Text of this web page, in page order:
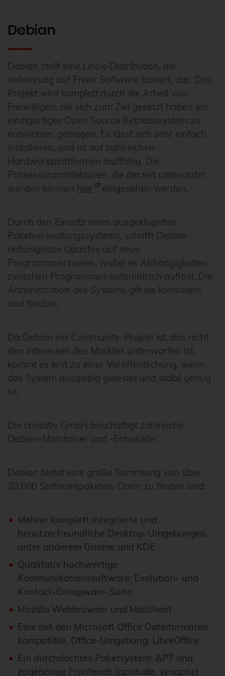
Debian
Debian stellt eine Linux-Distribution, die
vollständig auf Freier Software basiert, dar. Das
Projekt wird komplett durch die Arbeit von
Freiwilligen, die sich zum Ziel gesetzt haben ein
einzigartiges Open Source Betriebssystem zu
entwickeln, getragen. Es lässt sich sehr einfach
installieren, und ist auf zahlreichen
Hardwareplattformen lauffähig. Die
Prozessorarchitekturen, die derzeit unterstützt
werden können hier eingesehen werden.
Durch den Einsatz eines ausgeklügelten
Paketverwaltungssystems, schafft Debian
reibungslose Updates auf neue
Programmversionen, wobei es Abhängigkeiten
zwischen Programmen automatisch auflöst. Die
Administration des Systems gilt als konsistent
und flexibel.
Da Debian ein Community-Projekt ist, das nicht
den Interessen des Marktes unterworfen ist,
kommt es erst zu einer Veröffentlichung, wenn
das System ausgiebig getestet und stabil genug
ist.
Die credativ GmbH beschäftigt zahlreiche
Debian-Maintainer und -Entwickler.
Debian bietet eine große Sammlung von über
20.000 Softwarepaketen. Darin zu finden sind:
Mehrer komplett integrierte und
benutzerfreundliche Desktop-Umgebungen,
unter anderem Gnome und KDE
Qualitativ hochwertige
Kommunikationssoftware: Evolution- und
Kontact-Groupware-Suite
Mozilla Webbrowser und Mailclient
Eine mit den Microsoft Office Dateiformaten
kompatible, Office-Umgebung: LibreOffice
Ein durchdachtes Paketsystem: APT und
zugehörige Frontends (aptitude, synaptic)